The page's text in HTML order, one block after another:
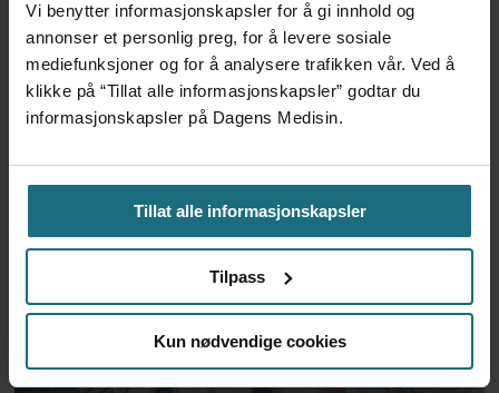
Vi benytter informasjonskapsler for å gi innhold og
annonser et personlig preg, for å levere sosiale
mediefunksjoner og for å analysere trafikken vår. Ved å
klikke på “Tillat alle informasjonskapsler” godtar du
informasjonskapsler på Dagens Medisin.
Tillat alle informasjonskapsler
Tilpass
Kun nødvendige cookies
Splittet i synet på
fosterdiagnostikk